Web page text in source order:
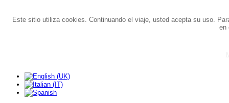
Este sitio utiliza cookies. Continuando el viaje, usted acepta su uso.
en